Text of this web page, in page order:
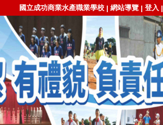
國立成功商業水產職業學校 | 網站導覽 | 登入 |